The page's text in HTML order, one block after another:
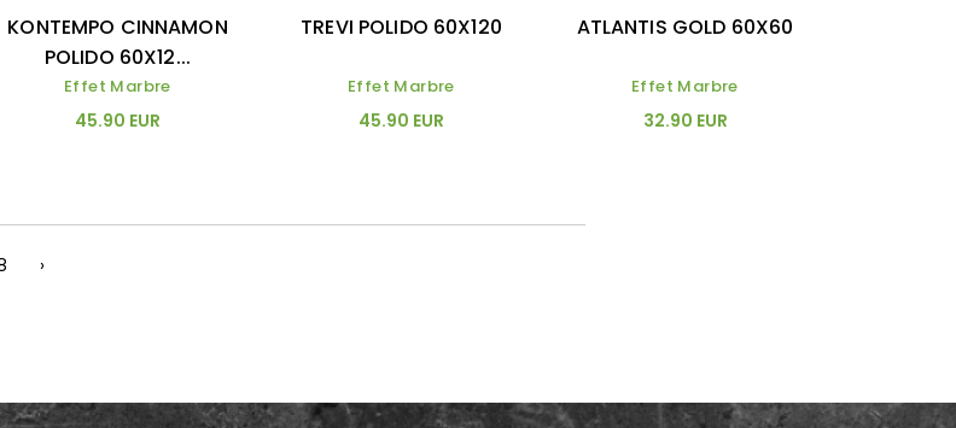
KONTEMPO CINNAMON
POLIDO 60X12...
Effet Marbre
45.90 EUR
TREVI POLIDO 60X120
Effet Marbre
45.90 EUR
ATLANTIS GOLD 60X60
Effet Marbre
32.90 EUR
›